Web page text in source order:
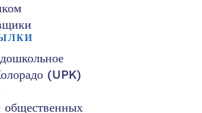
(UPK)
общественных